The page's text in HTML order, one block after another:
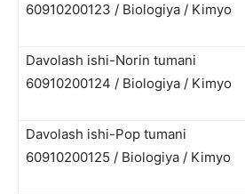
60910200123 / Biologiya / Kimyo
Davolash ishi-Norin tumani
60910200124 / Biologiya / Kimyo
Davolash ishi-Pop tumani
60910200125 / Biologiya / Kimyo